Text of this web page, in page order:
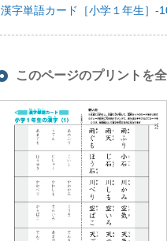
漢字単語カード［小学１年生］-
このページのプリントを